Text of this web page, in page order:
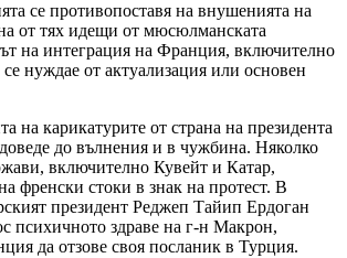
се противопоставя на внушенията на
от тях идещи от мюсюлманската
на интеграция на Франция, включително
нуждае от актуализация или основен
на карикатурите от страна на президента
до вълнения и в чужбина. Няколко
включително Кувейт и Катар,
френски стоки в знак на протест. В
президент Реджеп Тайип Ердоган
психичното здраве на г-н Макрон,
да отзове своя посланик в Турция.